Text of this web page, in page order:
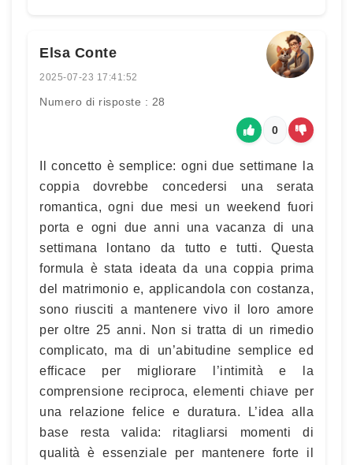
Elsa Conte
2025-07-23 17:41:52
Numero di risposte : 28
0
Il concetto è semplice: ogni due settimane la
coppia dovrebbe concedersi una serata
romantica, ogni due mesi un weekend fuori
porta e ogni due anni una vacanza di una
settimana lontano da tutto e tutti. Questa
formula è stata ideata da una coppia prima
del matrimonio e, applicandola con costanza,
sono riusciti a mantenere vivo il loro amore
per oltre 25 anni. Non si tratta di un rimedio
complicato, ma di un’abitudine semplice ed
efficace per migliorare l’intimità e la
comprensione reciproca, elementi chiave per
una relazione felice e duratura. L’idea alla
base resta valida: ritagliarsi momenti di
qualità è essenziale per mantenere forte il